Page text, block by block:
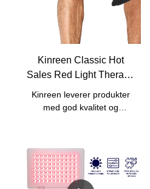
Kinreen Classic Hot
Sales Red Light Therapy
Wrap med stropp for
smertelindring -
Kinreen leverer produkter
med god kvalitet og
slags tilpassede tjenester,
inkludert
logo/boks/manuell/
vår klassiske rødlysterapi-